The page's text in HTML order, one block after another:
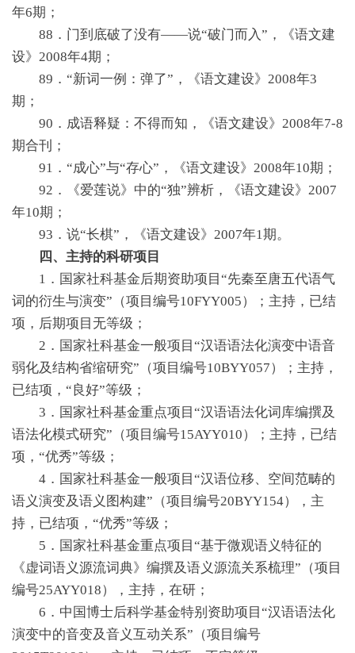
年6期；
88．门到底破了没有——说“破门而入”，《语文建
设》2008年4期；
89．“新词一例：弹了”，《语文建设》2008年3
期；
90．成语释疑：不得而知，《语文建设》2008年7-8
期合刊；
91．“成心”与“存心”，《语文建设》2008年10期；
92．《爱莲说》中的“独”辨析，《语文建设》2007
年10期；
93．说“长棋”，《语文建设》2007年1期。
四、主持的科研项目
1．国家社科基金后期资助项目“先秦至唐五代语气
词的衍生与演变”（项目编号10FYY005）；主持，已结
项，后期项目无等级；
2．国家社科基金一般项目“汉语语法化演变中语音
弱化及结构省缩研究”（项目编号10BYY057）；主持，
已结项，“良好”等级；
3．国家社科基金重点项目“汉语语法化词库编撰及
语法化模式研究”（项目编号15AYY010）；主持，已结
项，“优秀”等级；
4．国家社科基金一般项目“汉语位移、空间范畴的
语义演变及语义图构建”（项目编号20BYY154），主
持，已结项，“优秀”等级；
5．国家社科基金重点项目“基于微观语义特征的
《虚词语义源流词典》编撰及语义源流关系梳理”（项目
编号25AYY018），主持，在研；
6．中国博士后科学基金特别资助项目“汉语语法化
演变中的音变及音义互动关系”（项目编号